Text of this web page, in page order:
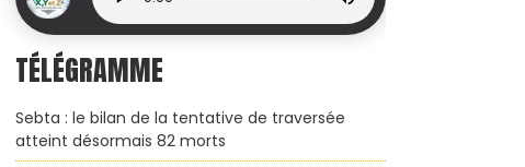
TÉLÉGRAMME
Sebta : le bilan de la tentative de traversée
atteint désormais 82 morts